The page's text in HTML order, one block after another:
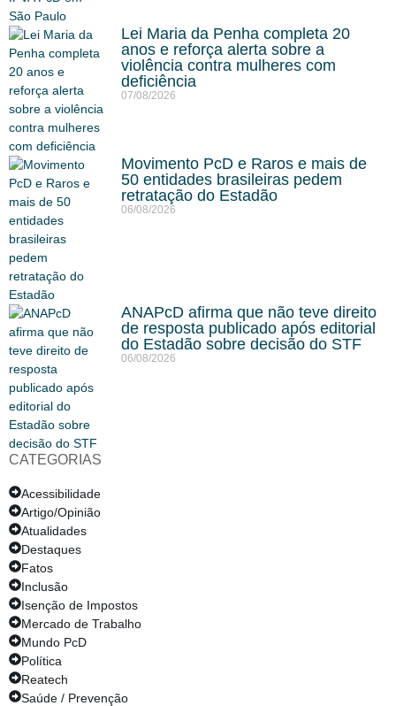
Lei Maria da Penha completa 20
anos e reforça alerta sobre a
violência contra mulheres com
deficiência
07/08/2026
Movimento PcD e Raros e mais de
50 entidades brasileiras pedem
retratação do Estadão
06/08/2026
ANAPcD afirma que não teve direito
de resposta publicado após editorial
do Estadão sobre decisão do STF
06/08/2026
CATEGORIAS
Acessibilidade
Artigo/Opinião
Atualidades
Destaques
Fatos
Inclusão
Isenção de Impostos
Mercado de Trabalho
Mundo PcD
Política
Reatech
Saúde / Prevenção